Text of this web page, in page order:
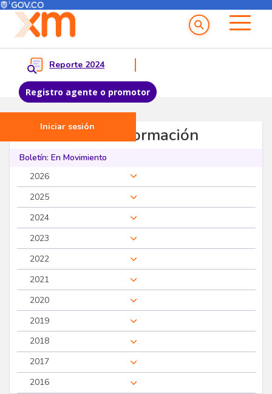
Pasar al contenido principal
Menú del Usuario
Reporte 2024
Registro agente o promotor
Iniciar sesión
Menu principal
Servicios de Información
Boletín: En Movimiento
2026
2025
2024
2023
2022
2021
2020
2019
2018
2017
2016